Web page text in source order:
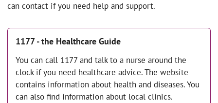
can contact if you need help and support.
1177 - the Healthcare Guide
You can call 1177 and talk to a nurse around the
clock if you need healthcare advice. The website
contains information about health and diseases. You
can also find information about local clinics.